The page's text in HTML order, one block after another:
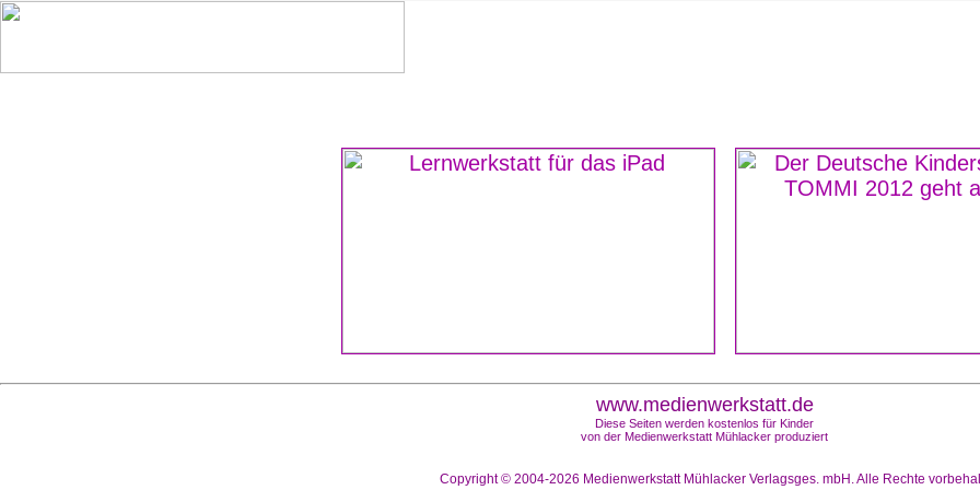
www.medienwerkstatt.de
Diese Seiten werden kostenlos für Kinder
von der Medienwerkstatt Mühlacker produziert
Copyright © 2004-2026 Medienwerkstatt Mühlacker Verlagsges. mbH. Alle Rechte